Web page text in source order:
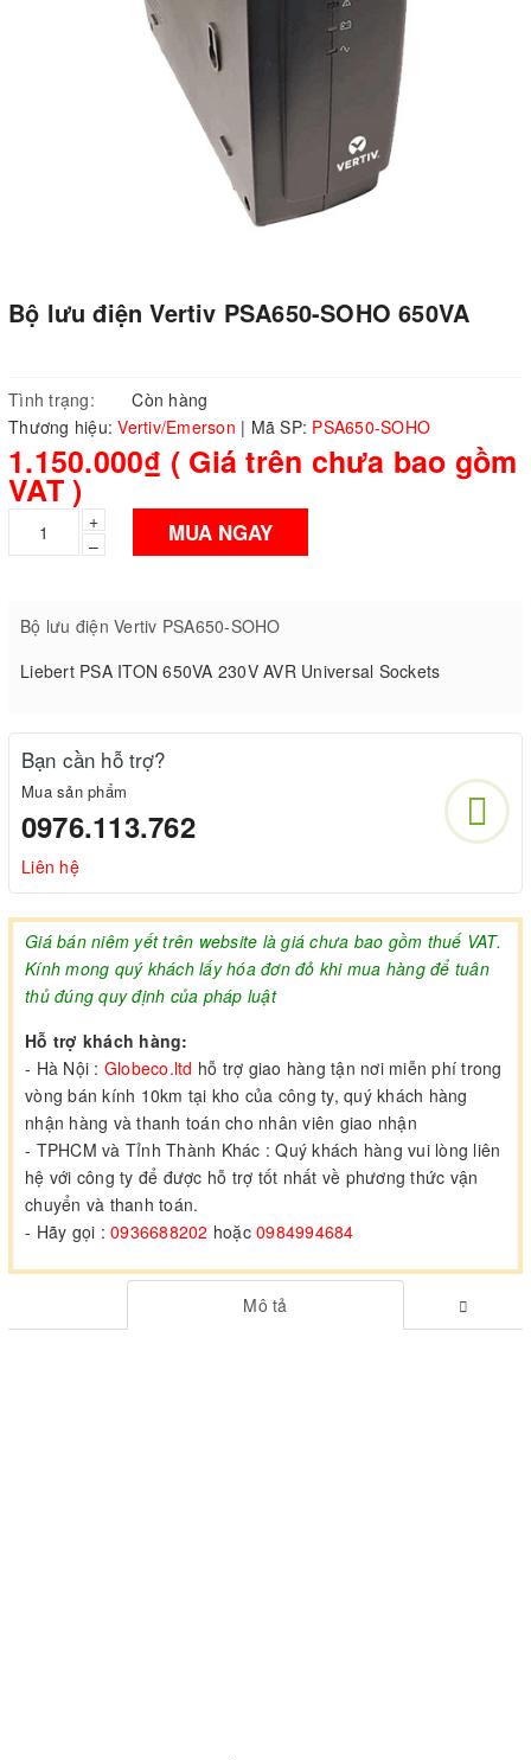
Bộ lưu điện Vertiv PSA650-SOHO 650VA
Tình trạng:
Còn hàng
Thương hiệu:Vertiv/Emerson | Mã SP: PSA650-SOHO
1.150.000₫ ( Giá trên chưa bao gồm
VAT )
+
–
MUA NGAY
Bộ lưu điện Vertiv PSA650-SOHO
Liebert PSA ITON 650VA 230V AVR Universal Sockets
Bạn cần hỗ trợ?
Mua sản phẩm
0976.113.762
Liên hệ
Giá bán niêm yết trên website là giá chưa bao gồm thuế VAT.
Kính mong quý khách lấy hóa đơn đỏ khi mua hàng để tuân
thủ đúng quy định của pháp luật
Hỗ trợ khách hàng:
- Hà Nội : Globeco.ltd hỗ trợ giao hàng tận nơi miễn phí trong
vòng bán kính 10km tại kho của công ty, quý khách hàng
nhận hàng và thanh toán cho nhân viên giao nhận
- TPHCM và Tỉnh Thành Khác : Quý khách hàng vui lòng liên
hệ với công ty để được hỗ trợ tốt nhất về phương thức vận
chuyển và thanh toán.
- Hãy gọi : 0936688202 hoặc 0984994684
Mô tả